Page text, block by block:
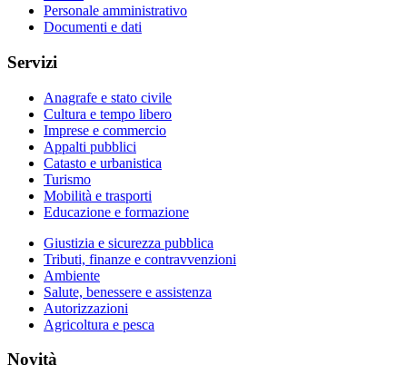
Personale amministrativo
Documenti e dati
Servizi
Anagrafe e stato civile
Cultura e tempo libero
Imprese e commercio
Appalti pubblici
Catasto e urbanistica
Turismo
Mobilità e trasporti
Educazione e formazione
Giustizia e sicurezza pubblica
Tributi, finanze e contravvenzioni
Ambiente
Salute, benessere e assistenza
Autorizzazioni
Agricoltura e pesca
Novità